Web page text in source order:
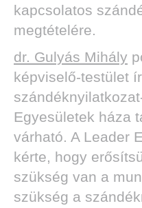
kapcsolatos
megtételére.
dr. Gulyás Mihály
képviselő-testület
Egyesületek háza
várható. A Leader
kérte, hogy
szükség van a
szükség a